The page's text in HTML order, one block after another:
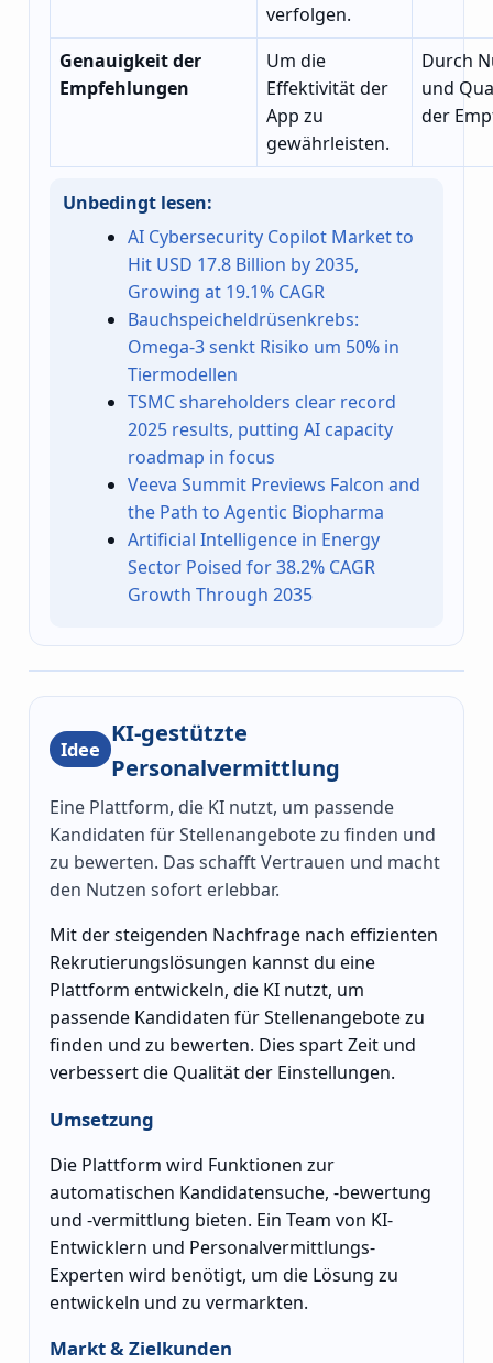
verfolgen.
Genauigkeit der
Empfehlungen
Um die
Effektivität der
App zu
gewährleisten.
Durch
und
der
Unbedingt lesen:
AI Cybersecurity Copilot Market to
Hit USD 17.8 Billion by 2035,
Growing at 19.1% CAGR
Bauchspeicheldrüsenkrebs:
Omega-3 senkt Risiko um 50% in
Tiermodellen
TSMC shareholders clear record
2025 results, putting AI capacity
roadmap in focus
Veeva Summit Previews Falcon and
the Path to Agentic Biopharma
Artificial Intelligence in Energy
Sector Poised for 38.2% CAGR
Growth Through 2035
Idee
KI-gestützte
Personalvermittlung
Eine Plattform, die KI nutzt, um passende
Kandidaten für Stellenangebote zu finden und
zu bewerten. Das schafft Vertrauen und macht
den Nutzen sofort erlebbar.
Mit der steigenden Nachfrage nach effizienten
Rekrutierungslösungen kannst du eine
Plattform entwickeln, die KI nutzt, um
passende Kandidaten für Stellenangebote zu
finden und zu bewerten. Dies spart Zeit und
verbessert die Qualität der Einstellungen.
Umsetzung
Die Plattform wird Funktionen zur
automatischen Kandidatensuche, -bewertung
und -vermittlung bieten. Ein Team von KI-
Entwicklern und Personalvermittlungs-
Experten wird benötigt, um die Lösung zu
entwickeln und zu vermarkten.
Markt & Zielkunden